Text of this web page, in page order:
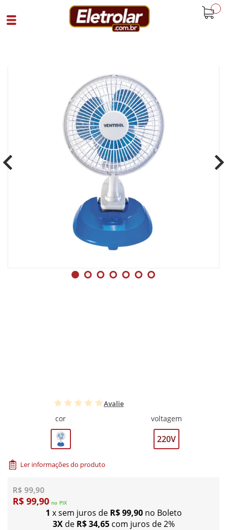
Eletroportáteis Ventiladores
Ventilador Mesa 20Cm Mini Premium
SKU 7008|4|1
Avalie
cor voltagem
220V
Ler informações do produto
R$ 99,90
R$ 99,90 no PIX
1 x sem juros de R$ 99,90no Boleto
3Xde R$ 34,65 com juros de 2%